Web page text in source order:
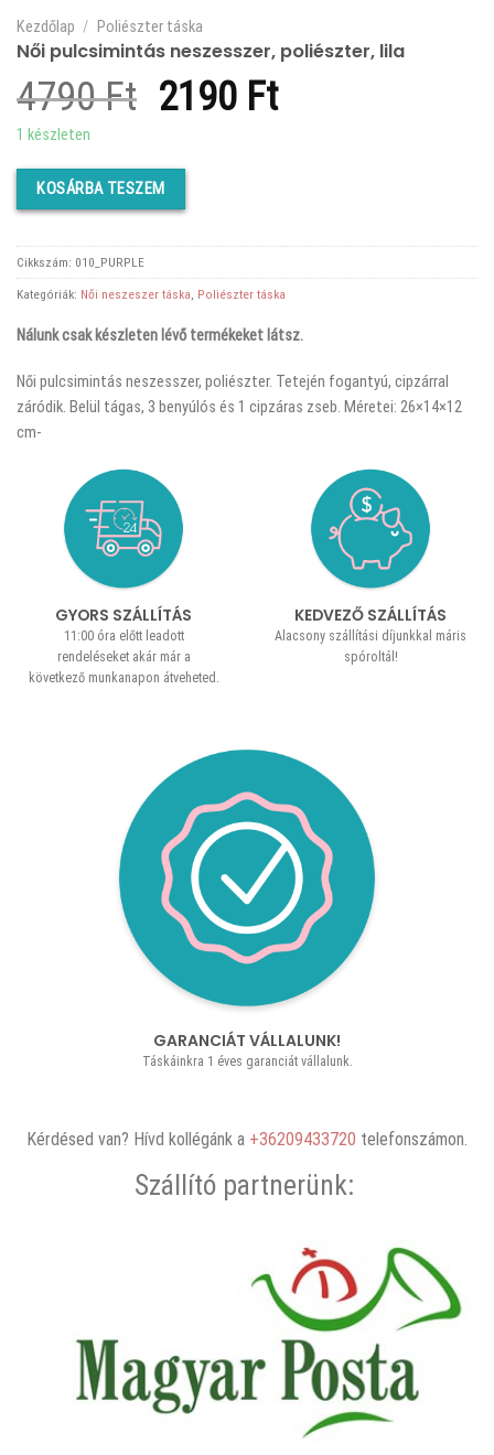
Kezdőlap / Poliészter táska
Női pulcsimintás neszesszer, poliészter, lila
4790Ft Original
was:
4790 Ft.
2190 FtCurrent
1 készleten
KOSÁRBA TESZEM
Cikkszám: 010_PURPLE
Kategóriák: Női neszeszer táska, Poliészter táska
Nálunk csak készleten lévő termékeket látsz.
Női pulcsimintás neszesszer, poliészter. Tetején fogantyú, cipzárral
záródik. Belül tágas, 3 benyúlós és 1 cipzáras zseb. Méretei: 26×14×12
cm-
GYORS SZÁLLÍTÁS
11:00 óra előtt leadott
rendeléseket akár már a
következő munkanapon átveheted.
KEDVEZŐ SZÁLLÍTÁS
Alacsony szállítási díjunkkal máris
spóroltál!
GARANCIÁT VÁLLALUNK!
Táskáinkra 1 éves garanciát vállalunk.
Kérdésed van? Hívd kollégánk a +36209433720 telefonszámon.
Szállító partnerünk: